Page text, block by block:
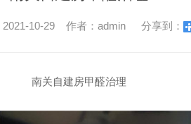
10-29 作者：admin 分享到：
南关自建房甲醛治理